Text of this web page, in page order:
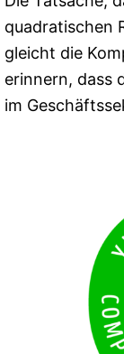
quadratischen
gleicht die
erinnern, dass
im